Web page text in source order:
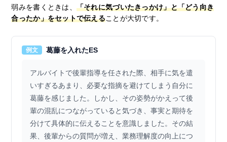
弱みを書くときは、 「それに気づいたきっかけ」と「どう向き
合ったか」をセットで伝えることが大切です。
例文 葛藤を入れたES
アルバイトで後輩指導を任された際、相手に気を遣
いすぎるあまり、必要な指摘を避けてしまう自分に
葛藤を感じました。しかし、その姿勢がかえって後
輩の混乱につながっていると気づき、事実と期待を
分けて具体的に伝えることを意識しました。その結
果、後輩からの質問が増え、業務理解度の向上につ